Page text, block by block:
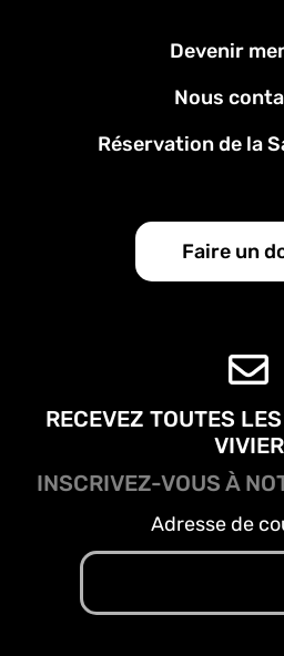
Devenir
Nous
Réservation de la
Faire un
RECEVEZ TOUTES
VIVIER
INSCRIVEZ-VOUS À
Adresse de